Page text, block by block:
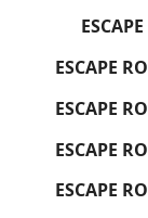
ESCAPE
ESCAPE
ESCAPE
ESCAPE